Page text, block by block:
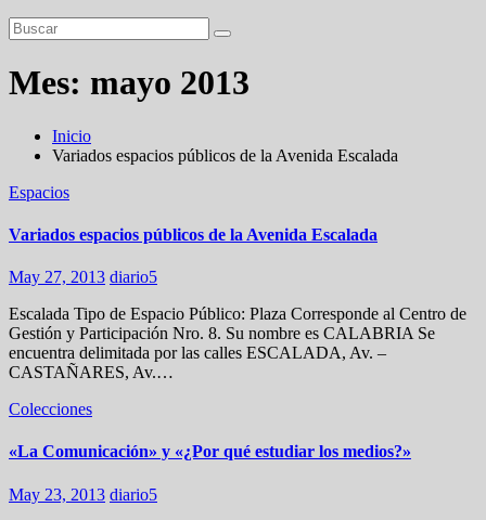
Mes: mayo 2013
Inicio
Variados espacios públicos de la Avenida Escalada
Espacios
Variados espacios públicos de la Avenida Escalada
May 27, 2013 diario5
Escalada Tipo de Espacio Público: Plaza Corresponde al Centro de
Gestión y Participación Nro. 8. Su nombre es CALABRIA Se
encuentra delimitada por las calles ESCALADA, Av. –
CASTAÑARES, Av.…
Colecciones
«La Comunicación» y «¿Por qué estudiar los medios?»
May 23, 2013 diario5